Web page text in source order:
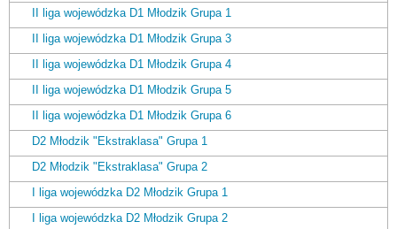
II liga wojewódzka D1 Młodzik Grupa 1
II liga wojewódzka D1 Młodzik Grupa 3
II liga wojewódzka D1 Młodzik Grupa 4
II liga wojewódzka D1 Młodzik Grupa 5
II liga wojewódzka D1 Młodzik Grupa 6
D2 Młodzik "Ekstraklasa" Grupa 1
D2 Młodzik "Ekstraklasa" Grupa 2
I liga wojewódzka D2 Młodzik Grupa 1
I liga wojewódzka D2 Młodzik Grupa 2